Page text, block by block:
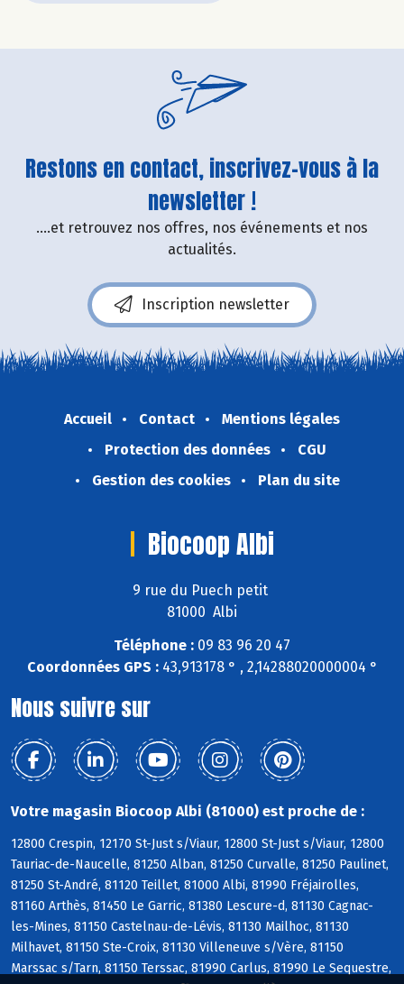
Restons en contact, inscrivez-vous à la
newsletter !
....et retrouvez nos offres, nos événements et nos
actualités.
Inscription newsletter
Accueil Contact
Mentions légales
Protection des données
CGU
Gestion des cookies
Plan du site
Biocoop Albi
9 rue du Puech petit
81000 Albi
Téléphone : 09 83 96 20 47
Coordonnées GPS :43,913178 ° , 2,14288020000004 °
Nous suivre sur
Votre magasin Biocoop Albi (81000) est proche de :
12800 Crespin, 12170 St-Just s/Viaur, 12800 St-Just s/Viaur, 12800
Tauriac-de-Naucelle, 81250 Alban, 81250 Curvalle, 81250 Paulinet,
81250 St-André, 81120 Teillet, 81000 Albi, 81990 Fréjairolles,
81160 Arthès, 81450 Le Garric, 81380 Lescure-d, 81130 Cagnac-
les-Mines, 81150 Castelnau-de-Lévis, 81130 Mailhoc, 81130
Milhavet, 81150 Ste-Croix, 81130 Villeneuve s/Vère, 81150
Marssac s/Tarn, 81150 Terssac, 81990 Carlus, 81990 Le Sequestre,